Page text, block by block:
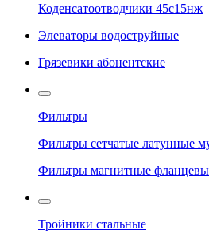
Коденсатоотводчики 45с15нж
Элеваторы водоструйные
Грязевики абонентские
Фильтры
Фильтры сетчатые латунные
Фильтры магнитные
Тройники стальные